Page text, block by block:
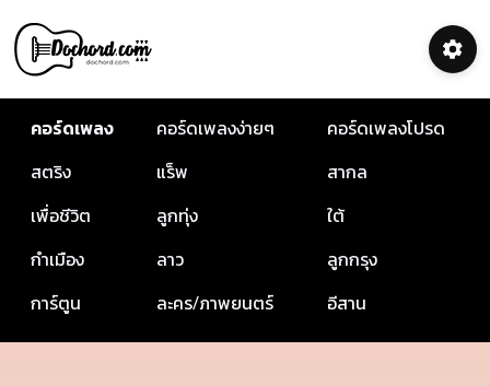
คอร์ดเพลง คอร์ดเพลงง่ายๆ
คอร์ดเพลงโปรด
สตริง
แร็พ
สากล
เพื่อชีวิต
ลูกทุ่ง
ใต้
กำเมือง
ลาว
ลูกกรุง
การ์ตูน
ละคร/ภาพยนตร์ อีสาน